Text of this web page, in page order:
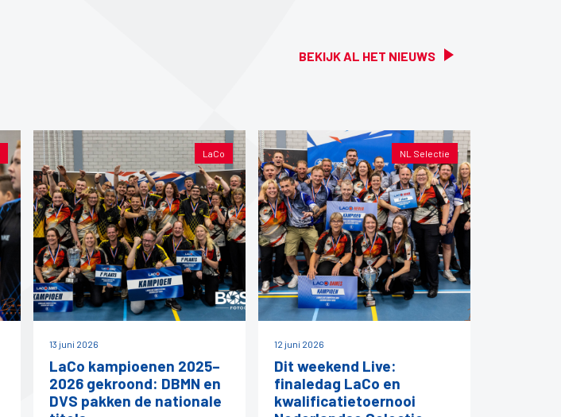
BEKIJK AL HET NIEUWS
LaCo
13 juni 2026
LaCo kampioenen 2025–
2026 gekroond: DBMN en
DVS pakken de nationale
NL Selectie
12 juni 2026
Dit weekend Live:
finaledag LaCo en
kwalificatietoernooi